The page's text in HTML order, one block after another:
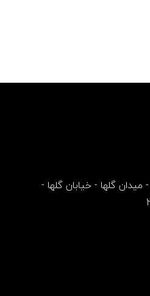
گلها - خیابان گلها -